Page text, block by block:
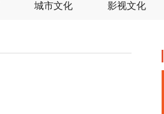
城市文化 影视文化